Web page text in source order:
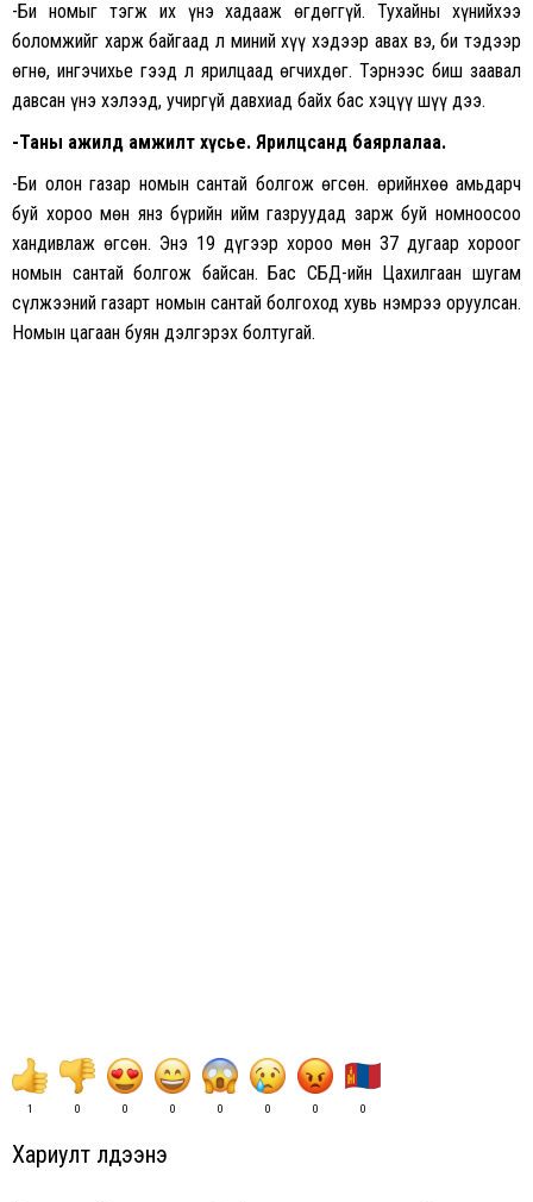
-Би номыг тэгж их үнэ хадааж өгдөггүй. Тухайны хүнийхээ
боломжийг харж байгаад л миний хүү хэдээр авах вэ, би тэдээр
өгнө, ингэчихье гээд л ярилцаад өгчихдөг. Тэрнээс биш заавал
давсан үнэ хэлээд, учиргүй давхиад байх бас хэцүү шүү дээ.
-Таны ажилд амжилт хүсье. Ярилцсанд баярлалаа.
-Би олон газар номын сантай болгож өгсөн. Өөрийнхөө амьдарч
буй хороо мөн янз бүрийн ийм газруудад зарж буй номноосоо
хандивлаж өгсөн. Энэ 19 дүгээр хороо мөн 37 дугаар хороог
номын сантай болгож байсан. Бас СБД-ийн Цахилгаан шугам
сүлжээний газарт номын сантай болгоход хувь нэмрээ оруулсан.
Номын цагаан буян дэлгэрэх болтугай.
1 0 0 0 0 0 0 0
Хариулт үлдээнэ үү